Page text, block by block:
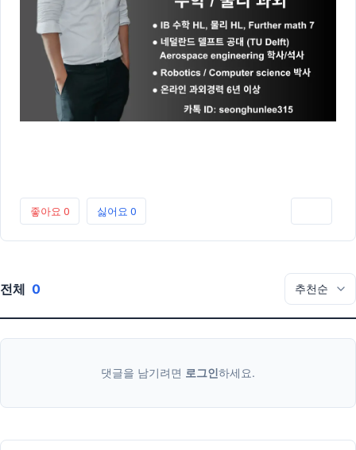
좋아요 0 싫어요 0
전체 0
댓글을 남기려면 로그인하세요.